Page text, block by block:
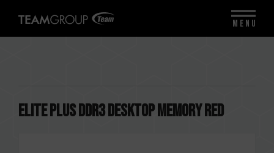
ELITE PLUS DDR3 DESKTOP MEMORY RED
MENU